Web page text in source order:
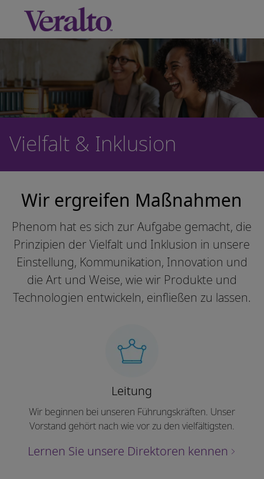
Skip to main content
Vielfalt & Inklusion
Wir ergreifen Maßnahmen
Phenom hat es sich zur Aufgabe gemacht, die
Prinzipien der Vielfalt und Inklusion in unsere
Einstellung, Kommunikation, Innovation und
die Art und Weise, wie wir Produkte und
Technologien entwickeln, einfließen zu lassen.
Leitung
Wir beginnen bei unseren Führungskräften. Unser
Vorstand gehört nach wie vor zu den vielfältigsten.
Lernen Sie unsere Direktoren kennen